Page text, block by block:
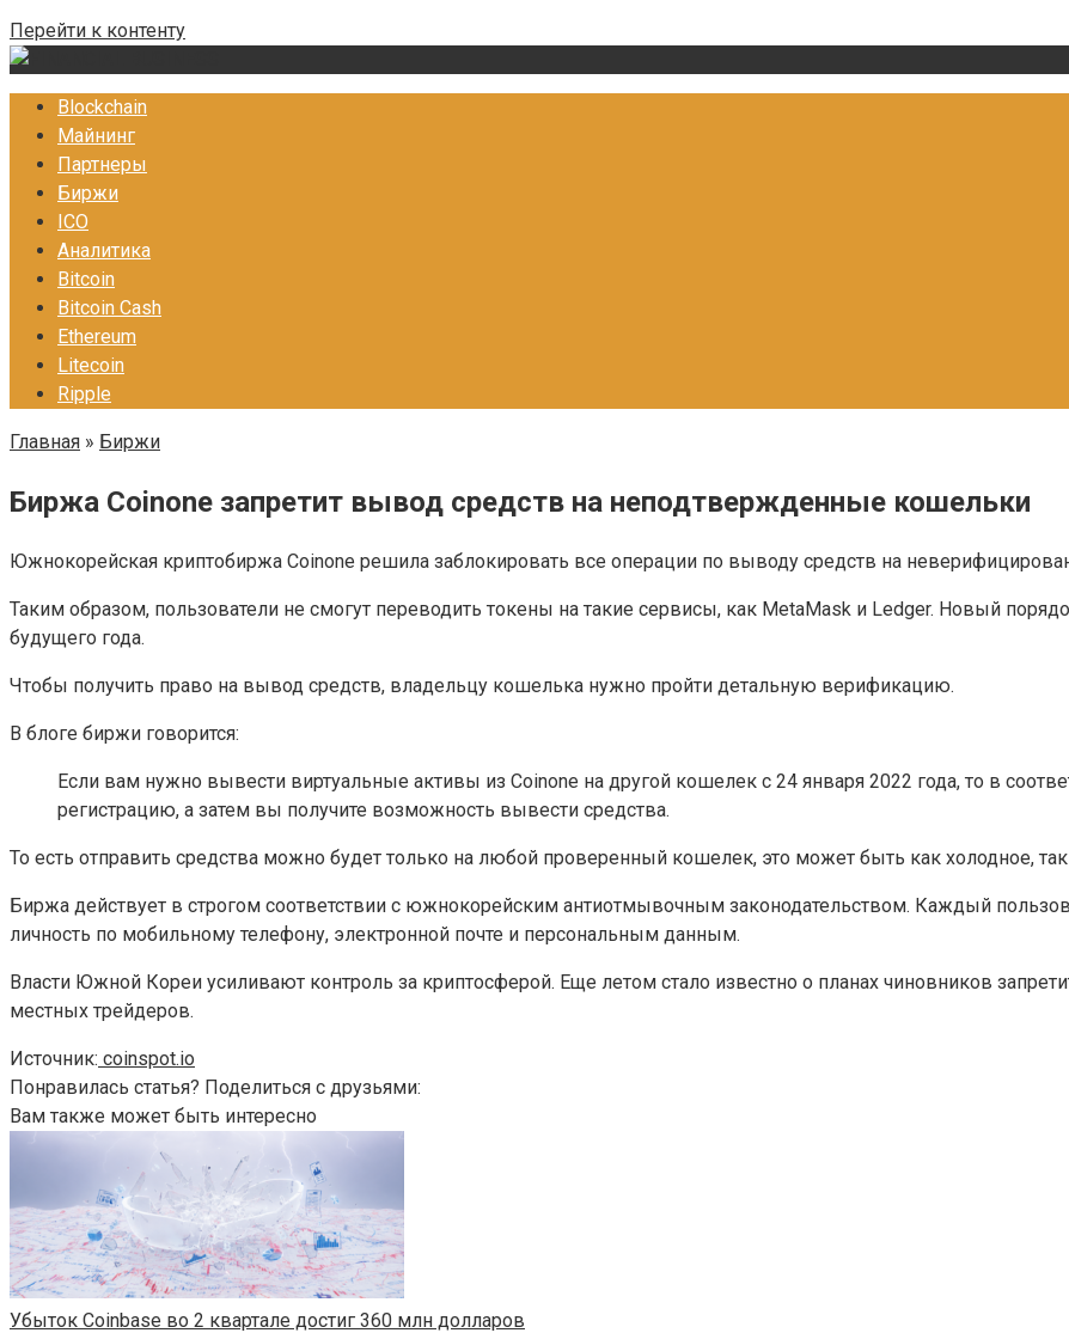
Перейти к контенту
Blockchain
Майнинг
Партнеры
Биржи
ICO
Аналитика
Bitcoin
Bitcoin Cash
Ethereum
Litecoin
Ripple
Главная » Биржи
Биржа Coinone запретит вывод средств на неподтвержденные кошельки
Южнокорейская криптобиржа Coinone решила заблокировать все операции по выводу средств на
Таким образом, пользователи не смогут переводить токены на такие сервисы, как MetaMask и Ledger. Новый
будущего года.
Чтобы получить право на вывод средств, владельцу кошелька нужно пройти детальную верификацию.
В блоге биржи говорится:
Если вам нужно вывести виртуальные активы из Coinone на другой кошелек с 24 января 2022 года, то в
регистрацию, а затем вы получите возможность вывести средства.
То есть отправить средства можно будет только на любой проверенный кошелек, это может быть как холодное, так
Биржа действует в строгом соответствии с южнокорейским антиотмывочным законодательством. Каждый
личность по мобильному телефону, электронной почте и персональным данным.
Власти Южной Кореи усиливают контроль за криптосферой. Еще летом стало известно о планах чиновников
местных трейдеров.
Источник: coinspot.io
Понравилась статья? Поделиться с друзьями:
Вам также может быть интересно
Убыток Coinbase во 2 квартале достиг 360 млн долларов